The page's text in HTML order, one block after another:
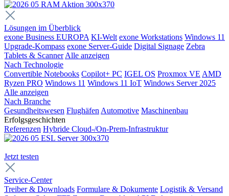
Lösungen im Überblick
exone Business EUROPA KI-Welt exone Workstations Windows 11
Upgrade-Kompass exone Server-Guide Digital Signage Zebra
Tablets & Scanner Alle anzeigen
Nach Technologie
Convertible Notebooks Copilot+ PC IGEL OS Proxmox VE AMD
Ryzen PRO Windows 11 Windows 11 IoT Windows Server 2025
Alle anzeigen
Nach Branche
Gesundheitswesen Flughäfen Automotive Maschinenbau
Erfolgsgeschichten
Referenzen Hybride Cloud-/On-Prem-Infrastruktur
Jetzt testen
Service-Center
Treiber & Downloads Formulare & Dokumente Logistik & Versand